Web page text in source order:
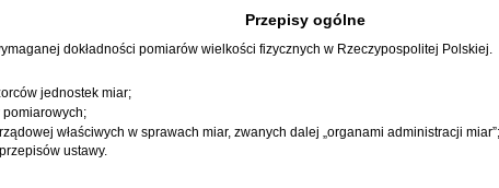
Przepisy ogólne
dokładności pomiarów wielkości fizycznych w Rzeczypospolitej Polskiej.
jednostek miar;
właściwych w sprawach miar, zwanych dalej „organami administracji miar”;
ustawy.